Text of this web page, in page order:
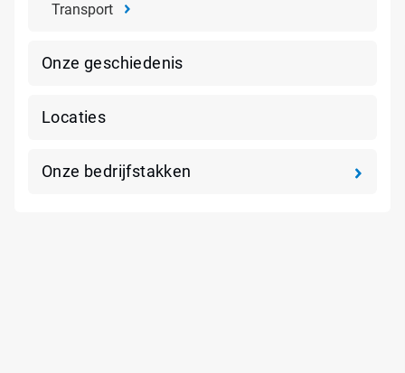
Transport
Onze geschiedenis
Locaties
Onze bedrijfstakken